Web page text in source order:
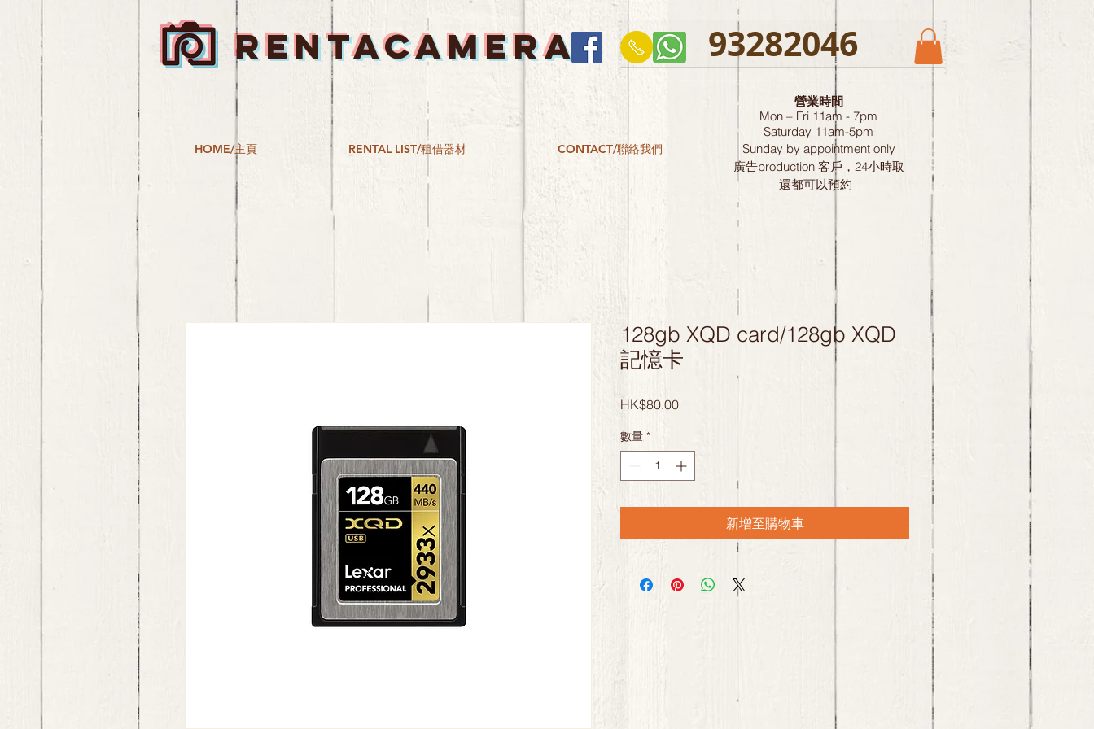
RENTACAMERA 93282046
HOME/主頁 RENTAL LIST/租借器材 CONTACT/聯絡我們
營業時間
Mon – Fri 11am - 7pm
Saturday 11am-5pm
Sunday by appointment only
廣告production 客戶，24小時取
還都可以預約
128gb XQD card/128gb XQD
記憶卡
HK$80.00價
數量 *
新增至購物車